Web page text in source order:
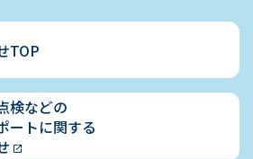
TOP
検などの
ートに関する